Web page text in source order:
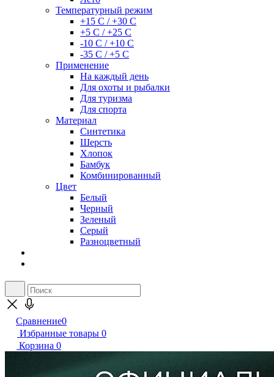
Температурный режим
+15 С / +30 С
+5 С / +25 С
-10 С / +10 С
-35 С / +5 С
Применение
На каждый день
Для охоты и рыбалки
Для туризма
Для спорта
Материал
Синтетика
Шерсть
Хлопок
Бамбук
Комбинированный
Цвет
Белый
Черный
Зеленый
Серый
Разноцветный
Сравнение0
Избранные товары 0
Корзина 0